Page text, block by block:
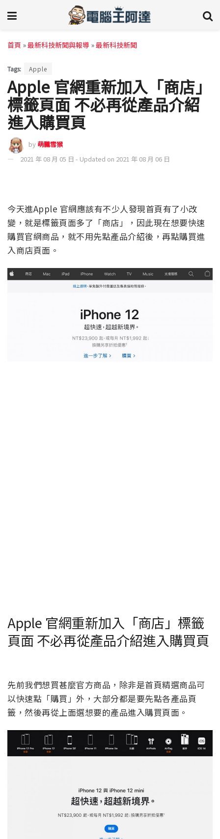
首頁 »最新科技新聞與報導 »最新科技新聞
Tags: Apple
Apple 官網重新加入「商店」
標籤頁面 不必再從產品介紹
進入購買頁
by 萌朧雪猴
2021 年 08 月 05 日 - Updated on 2021 年 08 月 06 日
今天進Apple 官網應該有不少人發現首頁有了小改
變，就是標籤頁面多了「商店」，因此現在想要快速
購買官網商品，就不用先點產品介紹後，再點購買進
入商店頁面。
Apple 官網重新加入「商店」標籤
頁面 不必再從產品介紹進入購買頁
先前我們想買甚麼官方商品，除非是首頁精選商品可
以快速點「購買」外，大部分都是要先點各產品頁
籤，然後再從上面選想要的產品進入購買頁面。